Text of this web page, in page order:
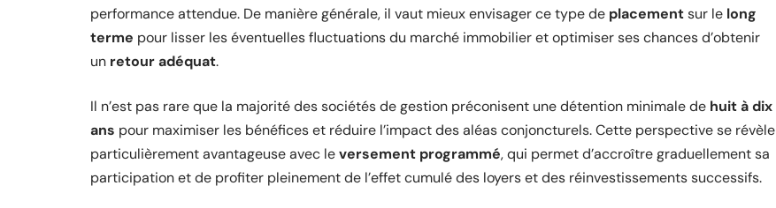
performance attendue. De manière générale, il vaut mieux envisager ce type de placementsur le long
terme pour lisser les éventuelles fluctuations du marché immobilier et optimiser ses chances d’obtenir
un retour adéquat.
Il n’est pas rare que la majorité des sociétés de gestion préconisent une détention minimale de huit à dix
ans pour maximiser les bénéfices et réduire l’impact des aléas conjoncturels. Cette perspective se révèle
particulièrement avantageuse avec leversement programmé, qui permet d’accroître graduellement sa
participation et de profiter pleinement de l’effet cumulé des loyers et des réinvestissements successifs.